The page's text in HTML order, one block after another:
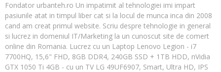
Fondator urbanteh.ro Un impatimit al tehnologiei imi impart
pasiunile atat in timpul liber cat si la locul de munca inca din 2008
cand am creat primul website. Scriu despre tehnologie in general
si lucrez in domeniul IT/Marketing la un cunoscut site de comert
online din Romania. Lucrez cu un Laptop Lenovo Legion - i7
7700HQ, 15,6" FHD, 8GB DDR4, 240GB SSD + 1TB HDD, nVidia
GTX 1050 Ti 4GB - cu un TV LG 49UF6907, Smart, Ultra HD, IPS